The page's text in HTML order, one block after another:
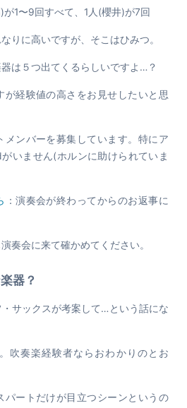
1〜9回すべて、1人(櫻井)が7回
りに高いですが、そこはひみつ。
は５つ出てくるらしいですよ…？
が経験値の高さをお見せしたいと思
メンバーを募集しています。特にア
いません(ホルンに助けられていま
：演奏会が終わってからのお返事に
奏会に来て確かめてください。
器？
サックスが考案して…という話にな
吹奏楽経験者ならおわかりのとお
パートだけが目立つシーンというの